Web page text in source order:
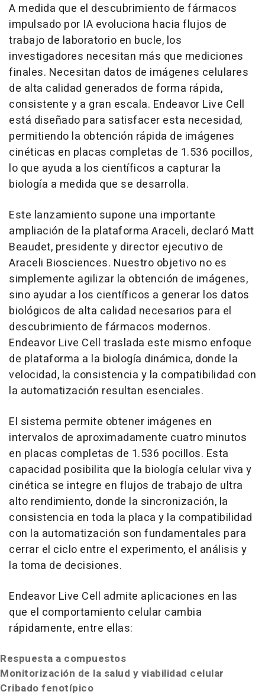
A medida que el descubrimiento de fármacos
impulsado por IA evoluciona hacia flujos de
trabajo de laboratorio en bucle, los
investigadores necesitan más que mediciones
finales. Necesitan datos de imágenes celulares
de alta calidad generados de forma rápida,
consistente y a gran escala. Endeavor Live Cell
está diseñado para satisfacer esta necesidad,
permitiendo la obtención rápida de imágenes
cinéticas en placas completas de 1.536 pocillos,
lo que ayuda a los científicos a capturar la
biología a medida que se desarrolla.
Este lanzamiento supone una importante
ampliación de la plataforma Araceli, declaró Matt
Beaudet, presidente y director ejecutivo de
Araceli Biosciences. Nuestro objetivo no es
simplemente agilizar la obtención de imágenes,
sino ayudar a los científicos a generar los datos
biológicos de alta calidad necesarios para el
descubrimiento de fármacos modernos.
Endeavor Live Cell traslada este mismo enfoque
de plataforma a la biología dinámica, donde la
velocidad, la consistencia y la compatibilidad con
la automatización resultan esenciales.
El sistema permite obtener imágenes en
intervalos de aproximadamente cuatro minutos
en placas completas de 1.536 pocillos. Esta
capacidad posibilita que la biología celular viva y
cinética se integre en flujos de trabajo de ultra
alto rendimiento, donde la sincronización, la
consistencia en toda la placa y la compatibilidad
con la automatización son fundamentales para
cerrar el ciclo entre el experimento, el análisis y
la toma de decisiones.
Endeavor Live Cell admite aplicaciones en las
que el comportamiento celular cambia
rápidamente, entre ellas:
Respuesta a compuestos
Monitorización de la salud y viabilidad celular
Cribado fenotípico